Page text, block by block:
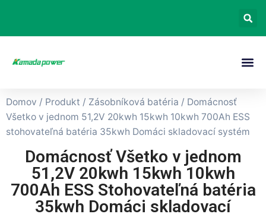
Domov / Produkt / Zásobníková batéria / Domácnosť
Všetko v jednom 51,2V 20kwh 15kwh 10kwh 700Ah ESS
stohovateľná batéria 35kwh Domáci skladovací systém
Domácnosť Všetko v jednom
51,2V 20kwh 15kwh 10kwh
700Ah ESS Stohovateľná batéria
35kwh Domáci skladovací